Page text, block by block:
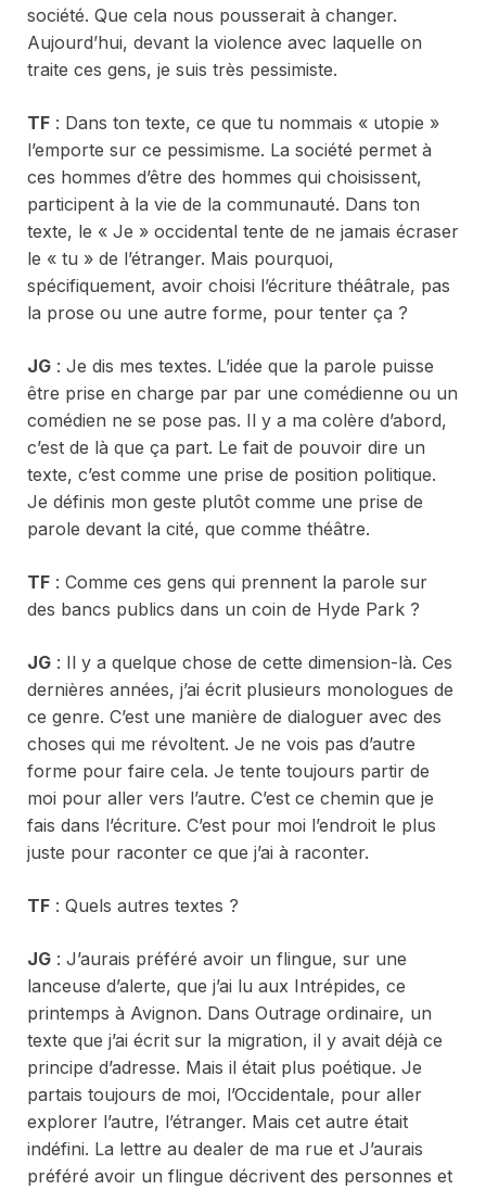
société. Que cela nous pousserait à changer.
Aujourd’hui, devant la violence avec laquelle on
traite ces gens, je suis très pessimiste.
TF : Dans ton texte, ce que tu nommais « utopie »
l’emporte sur ce pessimisme. La société permet à
ces hommes d’être des hommes qui choisissent,
participent à la vie de la communauté. Dans ton
texte, le « Je » occidental tente de ne jamais écraser
le « tu » de l’étranger. Mais pourquoi,
spécifiquement, avoir choisi l’écriture théâtrale, pas
la prose ou une autre forme, pour tenter ça ?
JG : Je dis mes textes. L’idée que la parole puisse
être prise en charge par par une comédienne ou un
comédien ne se pose pas. Il y a ma colère d’abord,
c’est de là que ça part. Le fait de pouvoir dire un
texte, c’est comme une prise de position politique.
Je définis mon geste plutôt comme une prise de
parole devant la cité, que comme théâtre.
TF : Comme ces gens qui prennent la parole sur
des bancs publics dans un coin de Hyde Park ?
JG : Il y a quelque chose de cette dimension-là. Ces
dernières années, j’ai écrit plusieurs monologues de
ce genre. C’est une manière de dialoguer avec des
choses qui me révoltent. Je ne vois pas d’autre
forme pour faire cela. Je tente toujours partir de
moi pour aller vers l’autre. C’est ce chemin que je
fais dans l’écriture. C’est pour moi l’endroit le plus
juste pour raconter ce que j’ai à raconter.
TF : Quels autres textes ?
JG : J’aurais préféré avoir un flingue, sur une
lanceuse d’alerte, que j’ai lu aux Intrépides, ce
printemps à Avignon. Dans Outrage ordinaire, un
texte que j’ai écrit sur la migration, il y avait déjà ce
principe d’adresse. Mais il était plus poétique. Je
partais toujours de moi, l’Occidentale, pour aller
explorer l’autre, l’étranger. Mais cet autre était
indéfini. La lettre au dealer de ma rue et J’aurais
préféré avoir un flingue décrivent des personnes et